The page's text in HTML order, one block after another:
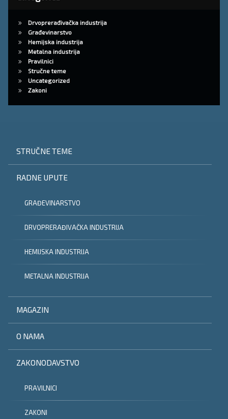
Drvoprerađivačka industrija
Građevinarstvo
Hemijska industrija
Metalna industrija
Pravilnici
Stručne teme
Uncategorized
Zakoni
STRUČNE TEME
RADNE UPUTE
GRAĐEVINARSTVO
DRVOPRERAĐIVAČKA INDUSTRIJA
HEMIJSKA INDUSTRIJA
METALNA INDUSTRIJA
MAGAZIN
O NAMA
ZAKONODAVSTVO
PRAVILNICI
ZAKONI